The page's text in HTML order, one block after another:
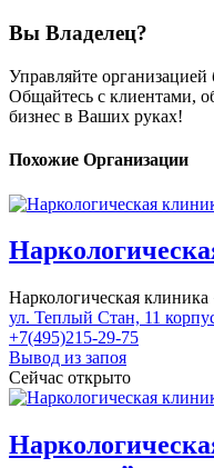
Вы Владелец?
Управляйте организацией
Общайтесь с клиентами,
бизнес в Ваших руках!
Похожие Организации
Наркологическая
ул. Теплый Стан, 11
+7(495)215-29-75
Вывод из запоя
Сейчас открыто